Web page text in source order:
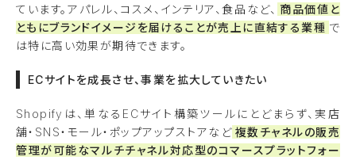
ています。アパレル、コスメ、インテリア、食品など、 商品価値と
ともにブランドイメージを届けることが売上に直結する業種 で
は特に高い効果が期待できます。
ECサイトを成長させ、事業を拡大していきたい
Shopifyは、単なるECサイト構築ツールにとどまらず、実店
舗・SNS・モール・ポップアップストアなど 複数チャネルの販売
管理が可能なマルチチャネル対応型のコマースプラットフォー